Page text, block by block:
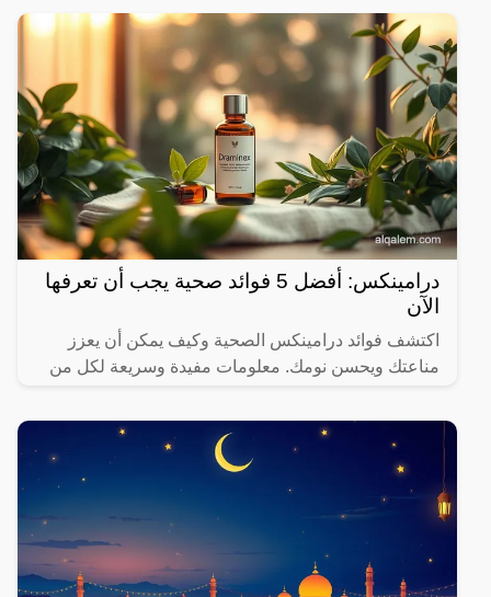
ولكن يثير البعض من حين لآخر بعض المعلومات الغير
درامينكس: أفضل 5 فوائد صحية يجب أن تعرفها
الآن
اكتشف فوائد درامينكس الصحية وكيف يمكن أن يعزز
مناعتك ويحسن نومك. معلومات مفيدة وسريعة لكل من